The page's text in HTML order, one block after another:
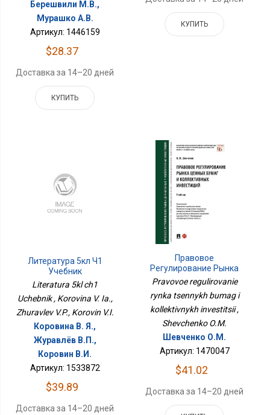
Берешвили М.В.,
Мурашко А.В.
Артикул: 1446159
$28.37
Доставка за 14–20 дней
КУПИТЬ
КУПИТЬ
Литература 5кл Ч1
Учебник
Literatura 5kl ch1
Uchebnik , Korovina V. Ia.,
Zhuravlev V.P., Korovin V.I.
Коровина В. Я.,
Журавлёв В.П.,
Коровин В.И.
Артикул: 1533872
$39.89
Доставка за 14–20 дней
Правовое
Регулирование Рынка
Ценных Бумаг И
Коллективных
Инвестиций
Pravovoe regulirovanie
rynka tsennykh bumag i
kollektivnykh investitsii ,
Shevchenko O.M.
Шевченко О.М.
Артикул: 1470047
$41.02
Доставка за 14–20 дней